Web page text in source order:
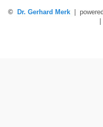
© Dr. Gerhard Merk|